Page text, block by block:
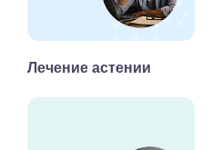
Лечение астении